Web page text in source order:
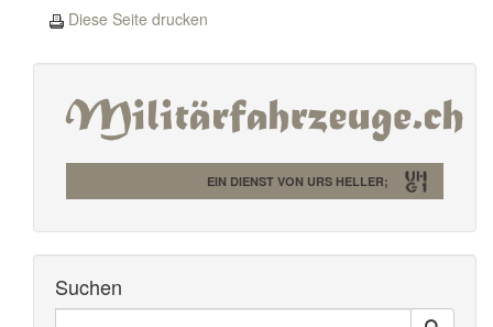
Diese Seite drucken
EIN DIENST VON URS HELLER;
Suchen